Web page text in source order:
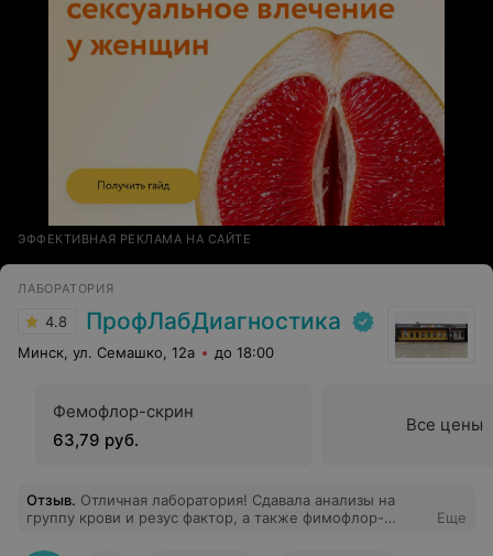
ЭФФЕКТИВНАЯ РЕКЛАМА НА САЙТЕ
ЛАБОРАТОРИЯ
4.8 ПрофЛабДиагностика
Минск, ул. Семашко, 12а до 18:00
Фемофлор-скрин
63,79 руб.
Все цены
Отзыв. Отличная лаборатория! Сдавала анализы на
группу крови и резус фактор, а также фимофлор-
Еще